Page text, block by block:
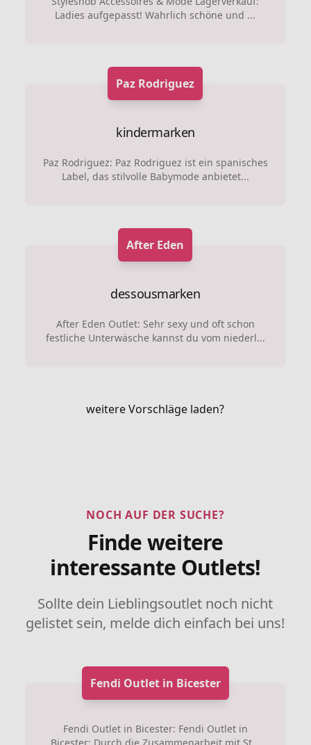
Ladies aufgepasst! Wahrlich schöne und ...
Paz Rodriguez
kindermarken
Paz Rodriguez: Paz Rodriguez ist ein spanisches
Label, das stilvolle Babymode anbietet...
After Eden
dessousmarken
After Eden Outlet: Sehr sexy und oft schon
festliche Unterwäsche kannst du vom niederl...
weitere Vorschläge laden?
NOCH AUF DER SUCHE?
Finde weitere
interessante Outlets!
Sollte dein Lieblingsoutlet noch nicht
gelistet sein, melde dich einfach bei uns!
Fendi Outlet in Bicester
Fendi Outlet in Bicester: Fendi Outlet in